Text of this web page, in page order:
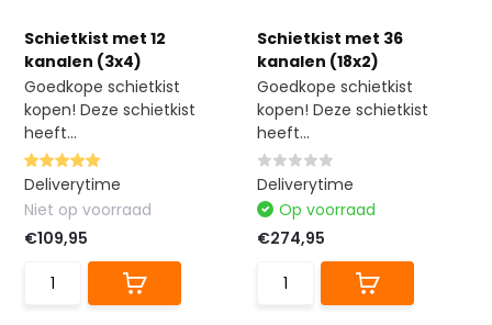
Schietkist met 12
kanalen (3x4)
Goedkope schietkist
kopen! Deze schietkist
heeft...
Deliverytime
Niet op voorraad
€109,95
Schietkist met 36
kanalen (18x2)
Goedkope schietkist
kopen! Deze schietkist
heeft...
Deliverytime
Op voorraad
€274,95